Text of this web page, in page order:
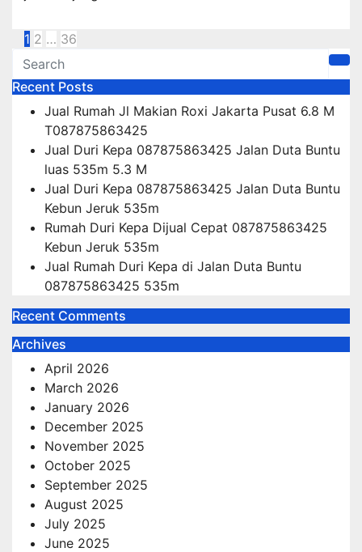
Posts
pagination
1 2 … 36
Recent Posts
Jual Rumah Jl Makian Roxi Jakarta Pusat 6.8 M
T087875863425
Jual Duri Kepa 087875863425 Jalan Duta Buntu
luas 535m 5.3 M
Jual Duri Kepa 087875863425 Jalan Duta Buntu
Kebun Jeruk 535m
Rumah Duri Kepa Dijual Cepat 087875863425
Kebun Jeruk 535m
Jual Rumah Duri Kepa di Jalan Duta Buntu
087875863425 535m
Recent Comments
Archives
April 2026
March 2026
January 2026
December 2025
November 2025
October 2025
September 2025
August 2025
July 2025
June 2025